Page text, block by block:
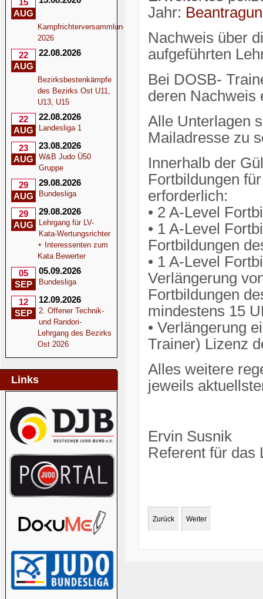
15
AUG
Kampfrichterversammlung
2026
22
AUG
22.08.2026
Bezirksbestenkämpfe
des Bezirks Ost U11,
U13, U15
22
AUG
22.08.2026
Landesliga 1
23
AUG
23.08.2026
W&B Judo Ü50
Gruppe
29
AUG
29.08.2026
Bundesliga
29
AUG
29.08.2026
Lehrgang für LV-
Kata-Wertungsrichter
+ Interessenten zum
Kata Bewerter
05
SEP
05.09.2026
Bundesliga
12
SEP
12.09.2026
2. Offener Technik-
und Randori-
Lehrgang des Bezirks
Ost 2026
Links
Jahr:
Nachweis über
aufgeführten
Bei DOSB-
deren Nachweis
Alle Unterlagen
Mailadresse zu
Innerhalb der
Fortbildungen
erforderlich:
• 2 A-Level
• 1 A-Level
Fortbildungen
• 1 A-Level
Verlängerung
Fortbildungen
mindestens 15
• Verlängerung
Trainer) Lizenz
Alles weitere
jeweils
Ervin Susnik
Referent für das
Zurück Weiter